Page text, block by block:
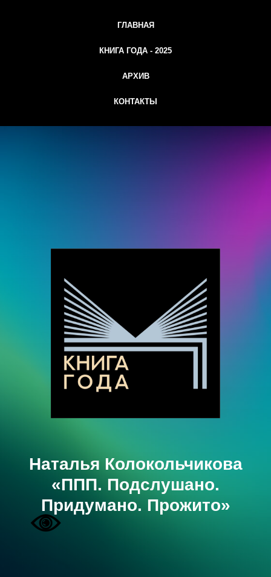
ГЛАВНАЯ
КНИГА ГОДА - 2025
АРХИВ
КОНТАКТЫ
Наталья Колокольчикова
«ППП. Подслушано.
Придумано. Прожито»